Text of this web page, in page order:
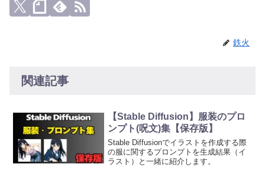
鉄火
関連記事
【Stable Diffusion】服装のプロ
ンプト(呪文)集【保存版】
Stable Diffusionでイラストを作成する際
の服に関するプロンプトを生成結果（イ
ラスト）と一緒に紹介します。